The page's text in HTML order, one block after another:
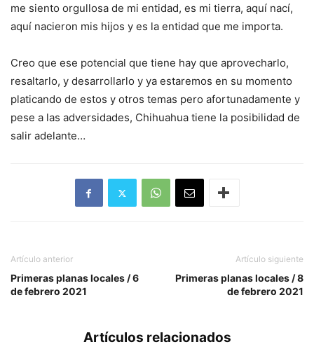
me siento orgullosa de mi entidad, es mi tierra, aquí nací,
aquí nacieron mis hijos y es la entidad que me importa.
Creo que ese potencial que tiene hay que aprovecharlo,
resaltarlo, y desarrollarlo y ya estaremos en su momento
platicando de estos y otros temas pero afortunadamente y
pese a las adversidades, Chihuahua tiene la posibilidad de
salir adelante…
Artículo anterior
Primeras planas locales / 6
de febrero 2021
Artículo siguiente
Primeras planas locales / 8
de febrero 2021
Artículos relacionados